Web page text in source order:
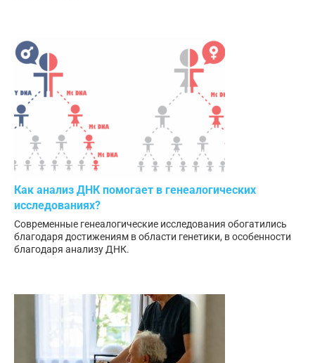
Как анализ ДНК помогает в генеалогических
исследованиях?
Современные генеалогические исследования обогатились
благодаря достижениям в области генетики, в особенности
благодаря анализу ДНК.